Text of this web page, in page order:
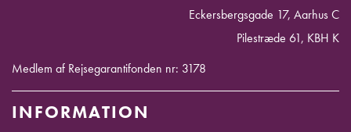
Eckersbergsgade 17, Aarhus C
Pilestræde 61, KBH K
Medlem af Rejsegarantifonden nr: 3178
INFORMATION